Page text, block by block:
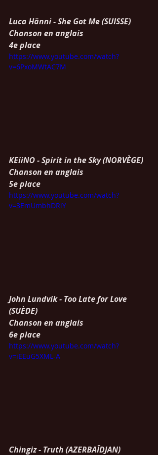
Luca Hänni - She Got Me (SUISSE)
Chanson en anglais
4e place
https://www.youtube.com/watch?
v=6PxoMWtAC7M
KEiiNO - Spirit in the Sky (NORVÈGE)
Chanson en anglais
5e place
https://www.youtube.com/watch?
v=3EmUmbhDRiY
John Lundvik - Too Late for Love
(SUÈDE)
Chanson en anglais
6e place
https://www.youtube.com/watch?
v=iEEuG5XML-A
Chingiz - Truth (AZERBAÏDJAN)